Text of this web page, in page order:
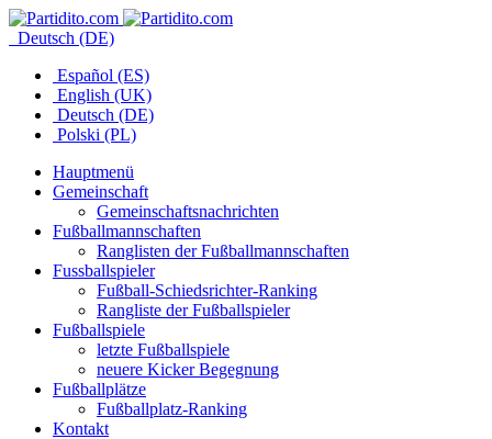
Deutsch (DE)
Español (ES)
English (UK)
Deutsch (DE)
Polski (PL)
Hauptmenü
Gemeinschaft
Gemeinschaftsnachrichten
Fußballmannschaften
Ranglisten der Fußballmannschaften
Fussballspieler
Fußball-Schiedsrichter-Ranking
Rangliste der Fußballspieler
Fußballspiele
letzte Fußballspiele
neuere Kicker Begegnung
Fußballplätze
Fußballplatz-Ranking
Kontakt